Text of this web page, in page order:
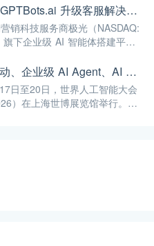
品与服务中，赋能更多企业实
，为我国人工智能产业规模
展注入强劲动能！
极光旗下 GPTBots.ai 升级客服解决方案：Audio Agent 打通企业通信线路，LINE 客服插件 2.0 同步上线
销科技服务商极光（NASDAQ:
旗下企业级 AI 智能体搭建平台
持通过 SIP 协议与 Twilio 对接
；LINE 客服插件 2.0 完成界面
知功能。
AI 客户互动、企业级 AI Agent、AI 内容生成集中亮相！极光旗下EngageLab WAIC 2026 现场回顾
日至20日，世界人工智能大会
）在上海世博展览馆举行。极